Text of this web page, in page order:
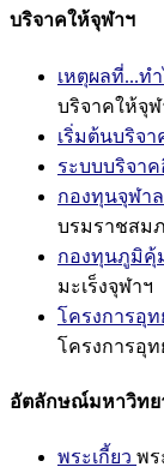
บริจาคให้จุฬาฯ
เหตุผลที่...ท
บริจาคให้จุฬ
เริ่มต้นบริจา
ระบบบริจา
กองทุนจุฬา
บรมราชสม
กองทุนภูมิคุ้
มะเร็งจุฬาฯ
โครงการอุ
โครงการอุ
อัตลักษณ์มหาวิทย
พระเกี้ยว พร